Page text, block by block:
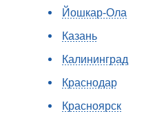
Йошкар-Ола
Казань
Калининград
Краснодар
Красноярск